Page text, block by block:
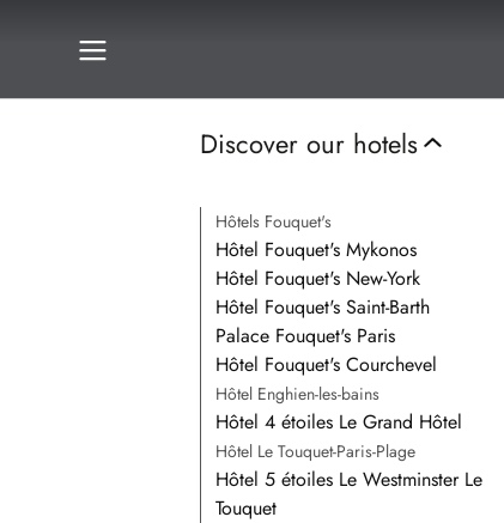
Discover our hotels
Hôtels Fouquet's
Hôtel Fouquet's Mykonos
Hôtel Fouquet's New-York
Hôtel Fouquet's Saint-Barth
Palace Fouquet's Paris
Hôtel Fouquet's Courchevel
Hôtel Enghien-les-bains
Hôtel 4 étoiles Le Grand Hôtel
Hôtel Le Touquet-Paris-Plage
Hôtel 5 étoiles Le Westminster Le
Touquet